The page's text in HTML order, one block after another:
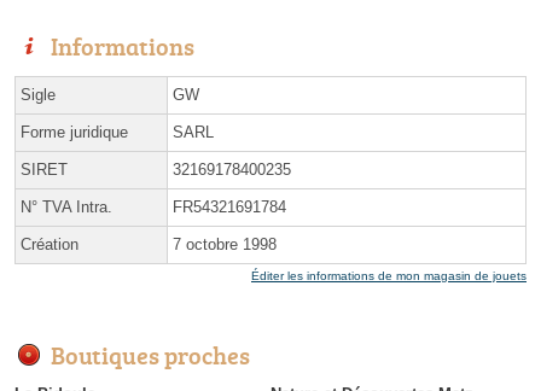
Informations
Sigle GW
Forme juridique SARL
SIRET 32169178400235
N° TVA Intra. FR54321691784
Création 7 octobre 1998
Éditer les informations de mon magasin de jouets
Boutiques proches